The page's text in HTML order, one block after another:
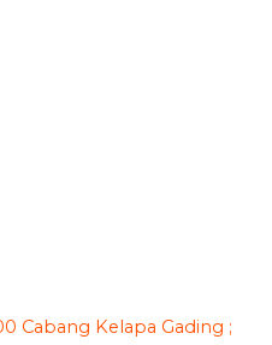
Cabang Kelapa Gading ;